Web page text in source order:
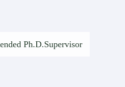
Ph.D.Supervisor